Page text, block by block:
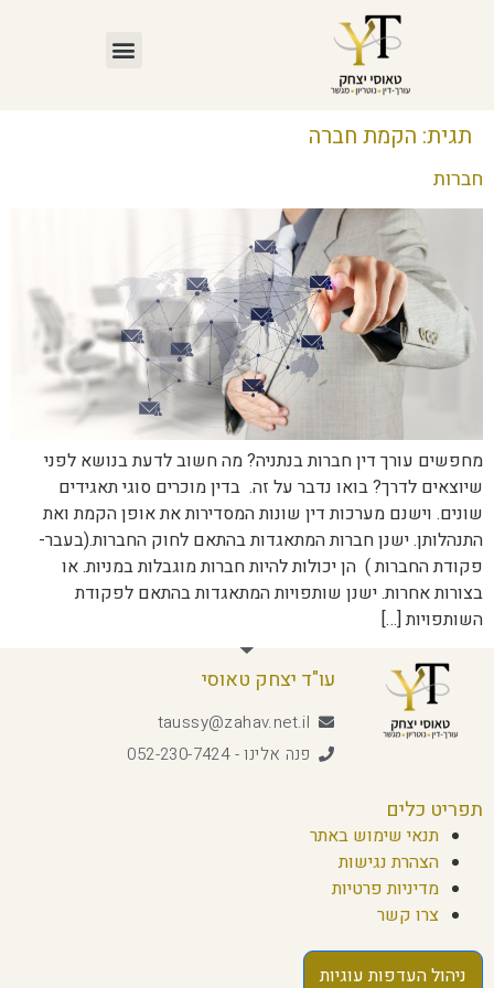
תגית: הקמת חברה
חברות
מחפשים עורך דין חברות בנתניה? מה חשוב לדעת בנושא לפני
שיוצאים לדרך? בואו נדבר על זה. בדין מוכרים סוגי תאגידים
שונים. וישנם מערכות דין שונות המסדירות את אופן הקמת ואת
התנהלותן. ישנן חברות המתאגדות בהתאם לחוק החברות.(בעבר-
פקודת החברות ) הן יכולות להיות חברות מוגבלות במניות. או
בצורות אחרות. ישנן שותפויות המתאגדות בהתאם לפקודת
השותפויות […]
עו"ד יצחק טאוסי
taussy@zahav.net.il
פנה אלינו - 052-230-7424
תפריט כלים
תנאי שימוש באתר
הצהרת נגישות
מדיניות פרטיות
צרו קשר
ניהול העדפות עוגיות